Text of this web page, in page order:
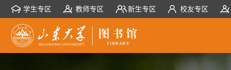
学生专区 教师专区 新生专区 校友专区